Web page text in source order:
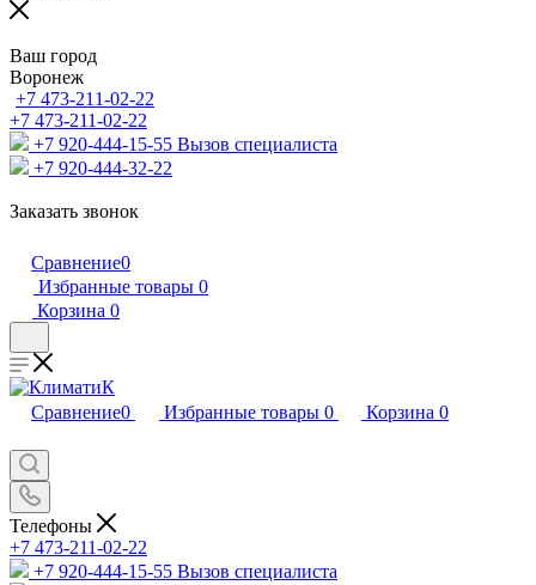
Ваш город
Воронеж
+7 473-211-02-22
+7 473-211-02-22
+7 920-444-15-55 Вызов специалиста
+7 920-444-32-22
Заказать звонок
Сравнение0
Избранные товары 0
Корзина 0
Сравнение0 Избранные товары 0 Корзина 0
Телефоны
+7 473-211-02-22
+7 920-444-15-55 Вызов специалиста